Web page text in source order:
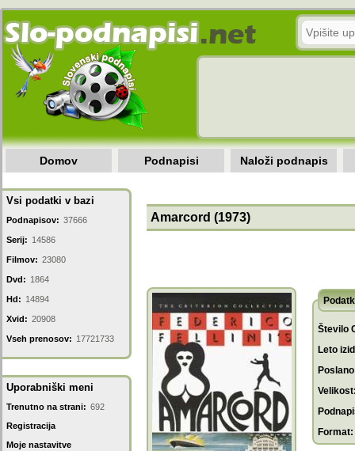
Domov Podnapisi Naloži podnapis
Vsi podatki v bazi
Podnapisov: 37666
Serij: 14586
Filmov: 23080
Dvd: 1864
Hd: 14894
Xvid: 20908
Vseh prenosov: 17721733
Uporabniški meni
Trenutno na strani: 692
Registracija
Moje nastavitve
Amarcord (1973)
Število
Leto
Format: